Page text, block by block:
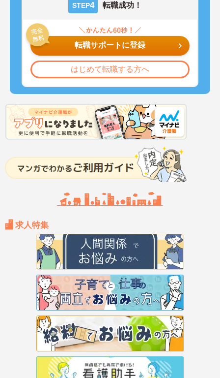
STEP4 転職成功！
転職サポートに登録
はじめて転職する方へ
求人特集